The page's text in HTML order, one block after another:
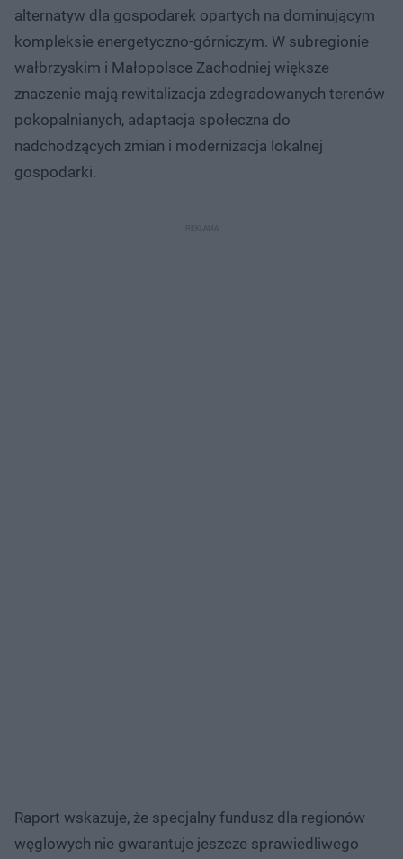
alternatyw dla gospodarek opartych na dominującym
kompleksie energetyczno-górniczym. W subregionie
wałbrzyskim i Małopolsce Zachodniej większe
znaczenie mają rewitalizacja zdegradowanych terenów
pokopalnianych, adaptacja społeczna do
nadchodzących zmian i modernizacja lokalnej
gospodarki.
Raport wskazuje, że specjalny fundusz dla regionów
węglowych nie gwarantuje jeszcze sprawiedliwego